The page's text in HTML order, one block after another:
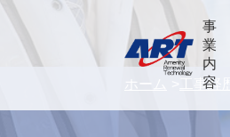
事
業
内
容
ホーム 工事経歴